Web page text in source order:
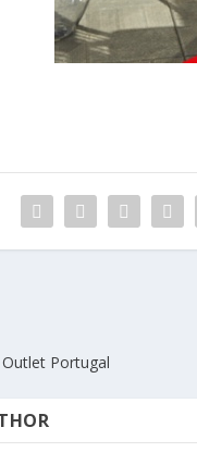
Portugal